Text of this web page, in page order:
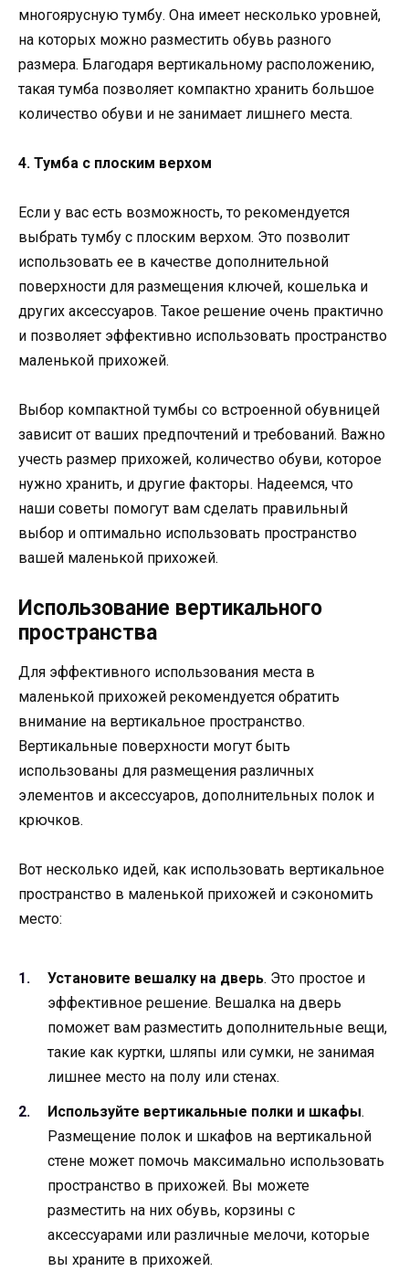
многоярусную тумбу. Она имеет несколько уровней,
на которых можно разместить обувь разного
размера. Благодаря вертикальному расположению,
такая тумба позволяет компактно хранить большое
количество обуви и не занимает лишнего места.
4. Тумба с плоским верхом
Если у вас есть возможность, то рекомендуется
выбрать тумбу с плоским верхом. Это позволит
использовать ее в качестве дополнительной
поверхности для размещения ключей, кошелька и
других аксессуаров. Такое решение очень практично
и позволяет эффективно использовать пространство
маленькой прихожей.
Выбор компактной тумбы со встроенной обувницей
зависит от ваших предпочтений и требований. Важно
учесть размер прихожей, количество обуви, которое
нужно хранить, и другие факторы. Надеемся, что
наши советы помогут вам сделать правильный
выбор и оптимально использовать пространство
вашей маленькой прихожей.
Использование вертикального
пространства
Для эффективного использования места в
маленькой прихожей рекомендуется обратить
внимание на вертикальное пространство.
Вертикальные поверхности могут быть
использованы для размещения различных
элементов и аксессуаров, дополнительных полок и
крючков.
Вот несколько идей, как использовать вертикальное
пространство в маленькой прихожей и сэкономить
место:
Установите вешалку на дверь. Это простое и
эффективное решение. Вешалка на дверь
поможет вам разместить дополнительные вещи,
такие как куртки, шляпы или сумки, не занимая
лишнее место на полу или стенах.
Используйте вертикальные полки и шкафы.
Размещение полок и шкафов на вертикальной
стене может помочь максимально использовать
пространство в прихожей. Вы можете
разместить на них обувь, корзины с
аксессуарами или различные мелочи, которые
вы храните в прихожей.